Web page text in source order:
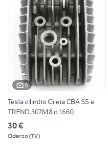
6
Testa cilindro Gilera CBA SS e
TREND 307848 o 1660
30 €
Oderzo(TV)